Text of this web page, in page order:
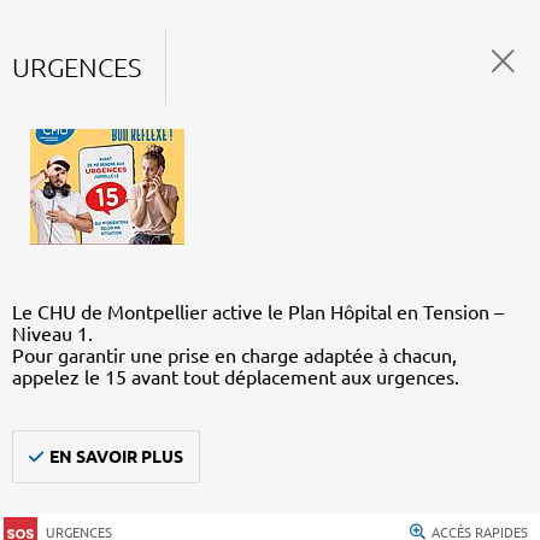
URGENCES
Le CHU de Montpellier active le Plan Hôpital en Tension –
Niveau 1.
Pour garantir une prise en charge adaptée à chacun,
appelez le 15 avant tout déplacement aux urgences.
EN SAVOIR PLUS
URGENCES ACCÈS RAPIDES